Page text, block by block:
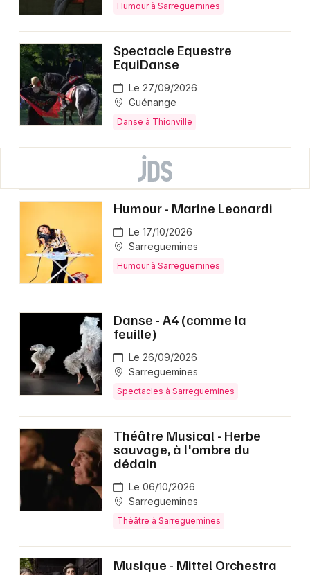
Humour à Sarreguemines
Spectacle Equestre
EquiDanse
Le 27/09/2026
Guénange
Danse à Thionville
Humour - Marine Leonardi
Le 17/10/2026
Sarreguemines
Humour à Sarreguemines
Danse - A4 (comme la
feuille)
Le 26/09/2026
Sarreguemines
Spectacles à Sarreguemines
Théâtre Musical - Herbe
sauvage, à l'ombre du
dédain
Le 06/10/2026
Sarreguemines
Théâtre à Sarreguemines
Musique - Mittel Orchestra